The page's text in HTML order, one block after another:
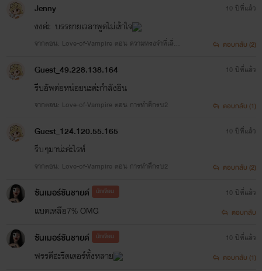
ไรท์ต่อยกับเพื่อนมานานเเค่
ไหน??
ก็ประมาณสองปีค่ะ พอดีเพื่อนมันออก
ก่อนเลยไม่ได้ต่อยกับมันตอนนี้ก็ต่อย
พราะอะไรหน่ะหรอค่ะ
- มันกวนบาทาไรท์อ่ะค่ะ ไรท์อยู่ๆมัน
Jenny
งงค่ะ บรรยายเวลาพูดไม่เข้าใจ
จากตอน: Love-of-Vampire ตอน ความทรงจำที่เลื่อ
10 ปีที่แล้ว
ตอบกลับ (2)
Guest_49.228.138.164
รีบอัพต่อหน่อยนะค่ะกำลังอิน
จากตอน: Love-of-Vampire ตอน การทำศึกรบ2
10 ปีที่แล้ว
ตอบกลับ (1)
Guest_124.120.55.165
รีบๆมาน่ะค่ะไรท์
จากตอน: Love-of-Vampire ตอน การทำศึกรบ2
10 ปีที่แล้ว
ตอบกลับ (2)
ซันเมอร์ซันชายด์ นักเขียน
เเบตเหลือ7% OMG
10 ปีที่แล้ว
ตอบกลับ
ซันเมอร์ซันชายด์ นักเขียน
ฟรรดีฮะรีดเดอร์ทั้งหลาย
10 ปีที่แล้ว
ตอบกลับ (1)